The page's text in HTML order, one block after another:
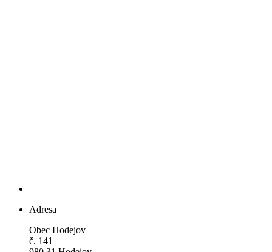
Adresa
Obec Hodejov
č. 141